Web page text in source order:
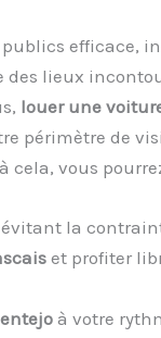
efficace,
lieux
louer une
périmètre de
cela, vous
la
et profiter
à votre